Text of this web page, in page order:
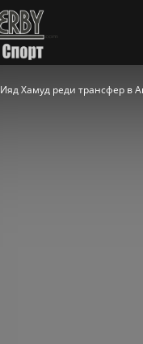
Ияд Хамуд реди трансфер в